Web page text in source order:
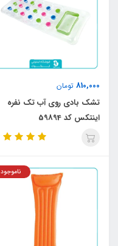
810,000 تومان
تشک بادی روی آب تک نفره
اینتکس کد 59894
ناموجود